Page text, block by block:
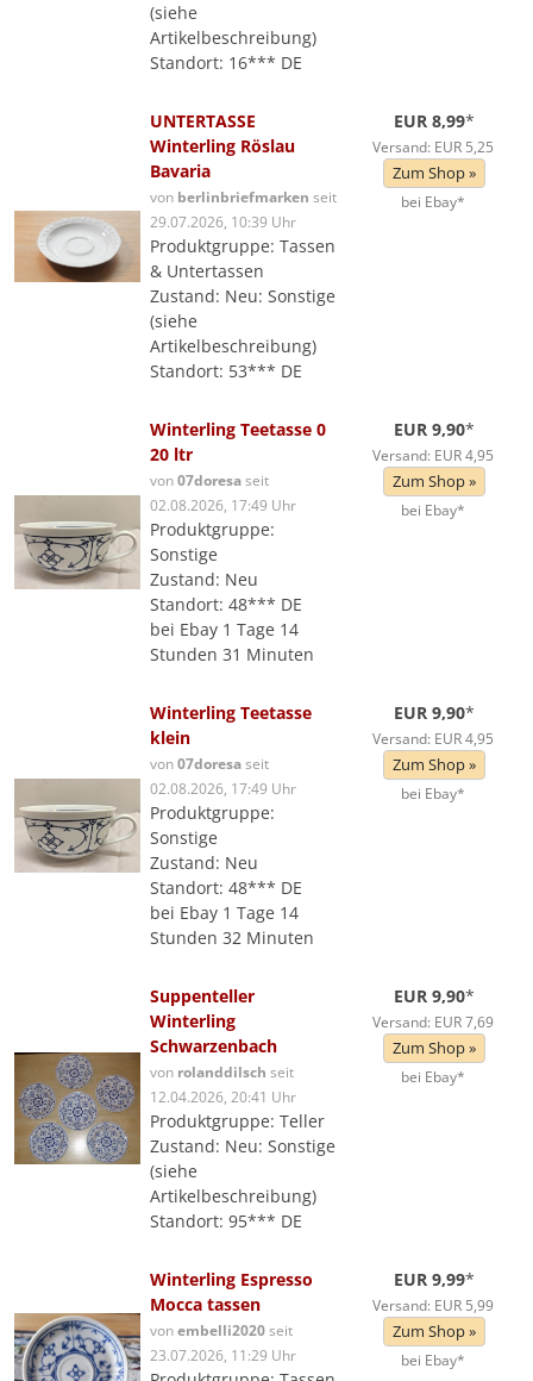
(siehe
Artikelbeschreibung)
Standort: 16*** DE
UNTERTASSE
Winterling Röslau
Bavaria
von berlinbriefmarken seit
29.07.2026, 10:39 Uhr
Produktgruppe: Tassen
& Untertassen
Zustand: Neu: Sonstige
(siehe
Artikelbeschreibung)
Standort: 53*** DE
EUR 8,99*
Versand: EUR 5,25
Zum Shop »
bei Ebay*
Winterling Teetasse 0
20 ltr
von07doresaseit
02.08.2026, 17:49 Uhr
Produktgruppe:
Sonstige
Zustand: Neu
Standort: 48*** DE
bei Ebay 1 Tage 14
Stunden 31 Minuten
EUR 9,90*
Versand: EUR 4,95
Zum Shop »
bei Ebay*
Winterling Teetasse
klein
von07doresaseit
02.08.2026, 17:49 Uhr
Produktgruppe:
Sonstige
Zustand: Neu
Standort: 48*** DE
bei Ebay 1 Tage 14
Stunden 32 Minuten
EUR 9,90*
Versand: EUR 4,95
Zum Shop »
bei Ebay*
Suppenteller
Winterling
Schwarzenbach
von rolanddilsch seit
12.04.2026, 20:41 Uhr
Produktgruppe: Teller
Zustand: Neu: Sonstige
(siehe
Artikelbeschreibung)
Standort: 95*** DE
EUR 9,90*
Versand: EUR 7,69
Zum Shop »
bei Ebay*
Winterling Espresso
Mocca tassen
vonembelli2020seit
23.07.2026, 11:29 Uhr
EUR 9,99*
Versand: EUR 5,99
Zum Shop »
bei Ebay*